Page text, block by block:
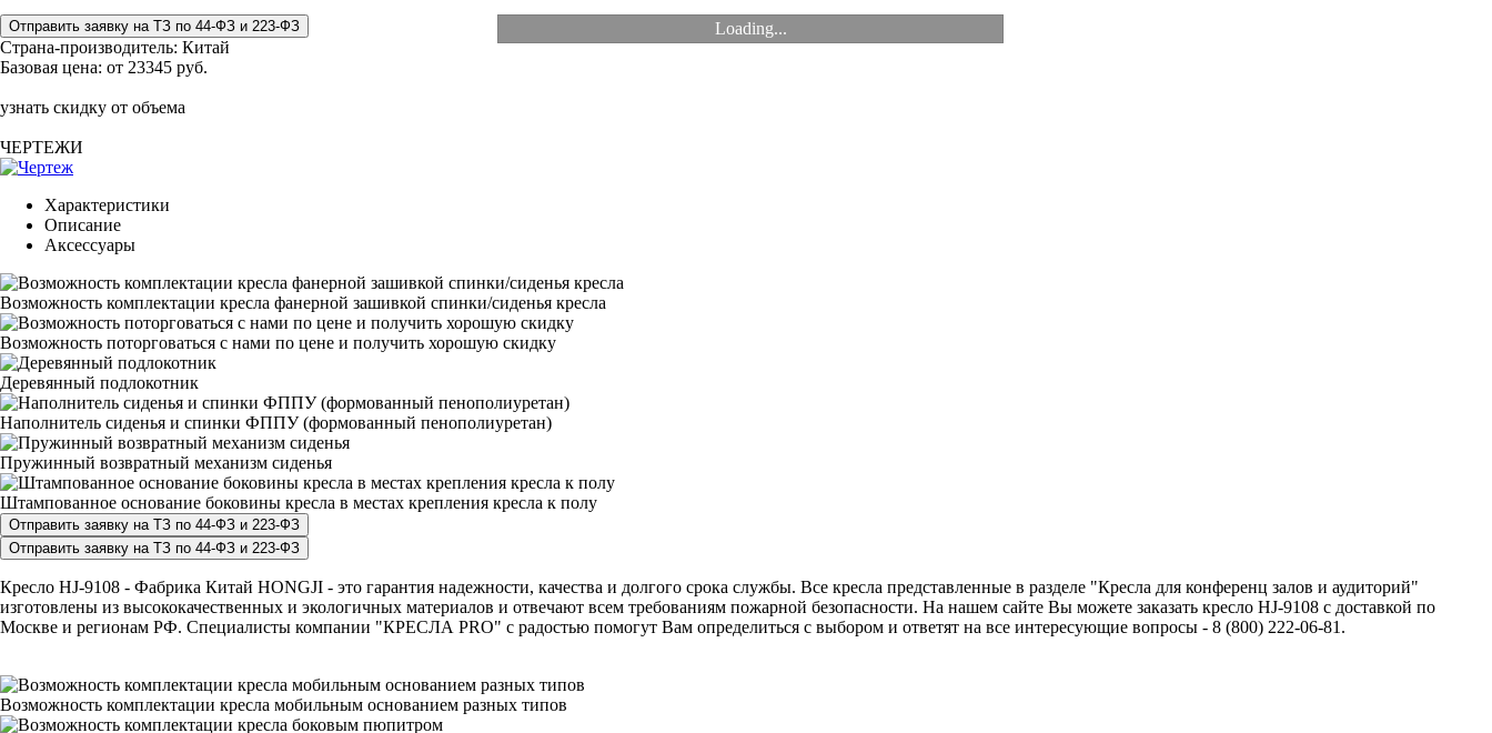
Loading...
Страна-производитель: Китай
Базовая цена: от 23345 руб.
узнать скидку от объема
ЧЕРТЕЖИ
Характеристики
Описание
Аксессуары
Возможность комплектации кресла фанерной зашивкой спинки/сиденья кресла
Возможность поторговаться с нами по цене и получить хорошую скидку
Деревянный подлокотник
Наполнитель сиденья и спинки ФППУ (формованный пенополиуретан)
Пружинный возвратный механизм сиденья
Штампованное основание боковины кресла в местах крепления кресла к полу
Кресло HJ-9108 - Фабрика Китай HONGJI - это гарантия надежности, качества и долгого срока службы. Все кресла представленные в разделе "Кресла для конференц залов и аудиторий"
изготовлены из высококачественных и экологичных материалов и отвечают всем требованиям пожарной безопасности. На нашем сайте Вы можете заказать кресло HJ-9108 с доставкой по
Москве и регионам РФ. Специалисты компании "КРЕСЛА PRO" с радостью помогут Вам определиться с выбором и ответят на все интересующие вопросы - 8 (800) 222-06-81.
Возможность комплектации кресла мобильным основанием разных типов